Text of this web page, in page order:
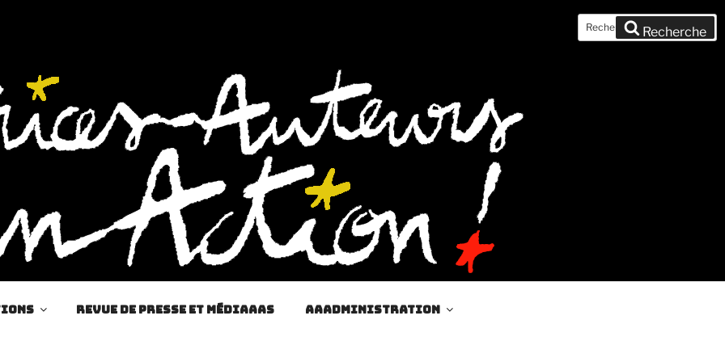
Revue de presse et MédiAAAs AAAdministration
Recherche
pour
Recherche